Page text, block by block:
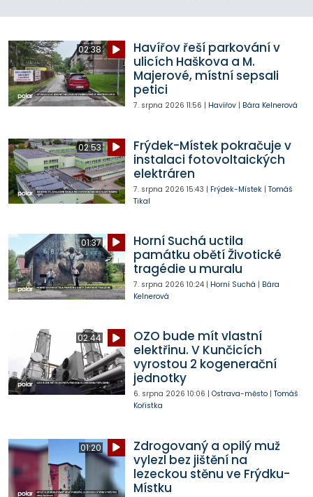
02:38
Havířov řeší parkování v
ulicích Haškova a M.
Majerové, místní sepsali
petici
7. srpna 2026 11:56 | Havířov| Bára Kelnerová
02:53
Frýdek-Místek pokračuje v
instalaci fotovoltaických
elektráren
7. srpna 2026 15:43 | Frýdek-Místek| Tomáš
Tikal
01:37
Horní Suchá uctila
památku obětí Životické
tragédie u muralu
7. srpna 2026 10:24| Horní Suchá | Bára
Kelnerová
02:44
OZO bude mít vlastní
elektřinu. V Kunčicích
vyrostou 2 kogenerační
jednotky
6. srpna 2026 10:06 | Ostrava-město| Tomáš
Kořistka
01:20
Zdrogovaný a opilý muž
vylezl bez jištění na
lezeckou stěnu ve Frýdku-
Místku